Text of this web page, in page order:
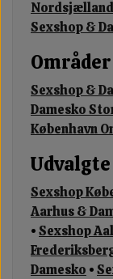
Nordsjælland
Sexshop &
Områder
Sexshop &
Damesko
København
Sexshop
Aarhus &
•Sexshop
Damesko •